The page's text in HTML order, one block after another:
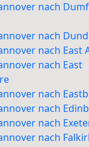
nach
nach
nach East
nach East
nach
nach
nach
nach